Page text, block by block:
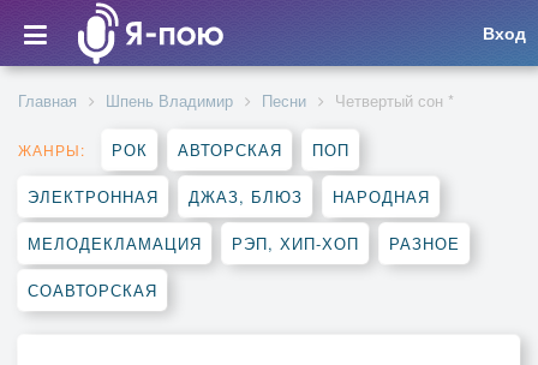
Вход
Главная Шпень Владимир Песни Четвертый сон *
ЖАНРЫ: РОК АВТОРСКАЯ ПОП
ЭЛЕКТРОННАЯ ДЖАЗ, БЛЮЗ НАРОДНАЯ
МЕЛОДЕКЛАМАЦИЯ РЭП, ХИП-ХОП РАЗНОЕ
СОАВТОРСКАЯ